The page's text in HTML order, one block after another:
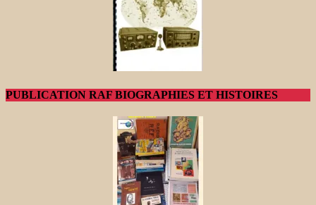
PUBLICATION RAF BIOGRAPHIES ET HISTOIRES